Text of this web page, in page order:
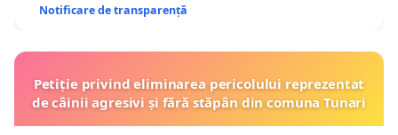
Notificare de transparență
Petiție privind eliminarea pericolului reprezentat
de câinii agresivi și fără stăpân din comuna Tunari